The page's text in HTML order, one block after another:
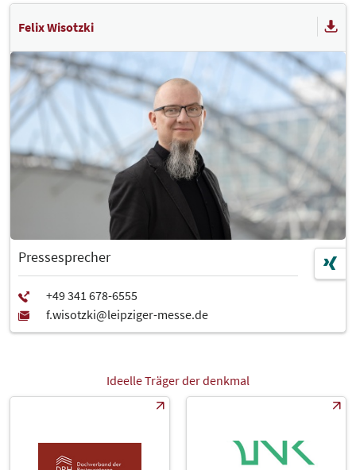
Felix Wisotzki
Pressesprecher
Ideelle Träger der denkmal